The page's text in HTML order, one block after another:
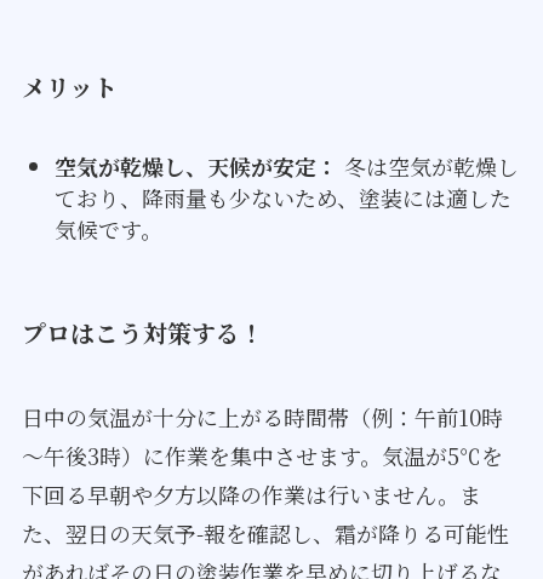
メリット
空気が乾燥し、天候が安定： 冬は空気が乾燥し
ており、降雨量も少ないため、塗装には適した
気候です。
プロはこう対策する！
日中の気温が十分に上がる時間帯（例：午前10時
～午後3時）に作業を集中させます。気温が5℃を
下回る早朝や夕方以降の作業は行いません。ま
た、翌日の天気予-報を確認し、霜が降りる可能性
があればその日の塗装作業を早めに切り上げるな